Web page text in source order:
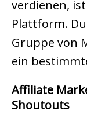
verdienen,
Plattform.
Gruppe von
ein
Affiliate
Shoutouts